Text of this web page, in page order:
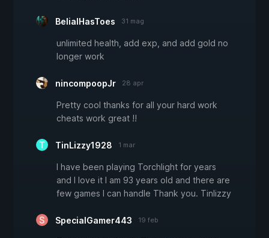
BelialHasToes 31 mag
unlimited health, add exp, and add gold no
longer work
nincompoopJr 28 apr
Pretty cool thanks for all your hard work
cheats work great !!
TinLizzy1928 1 mar
I have been playing Torchlight for years
and I love it I am 93 years old and there are
few games I can handle Thank you. Tinlizzy
SpecialGamer443 19 feb